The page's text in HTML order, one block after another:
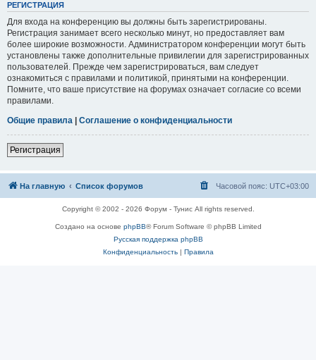
РЕГИСТРАЦИЯ
Для входа на конференцию вы должны быть зарегистрированы.
Регистрация занимает всего несколько минут, но предоставляет вам
более широкие возможности. Администратором конференции могут быть
установлены также дополнительные привилегии для зарегистрированных
пользователей. Прежде чем зарегистрироваться, вам следует
ознакомиться с правилами и политикой, принятыми на конференции.
Помните, что ваше присутствие на форумах означает согласие со всеми
правилами.
Общие правила | Соглашение о конфиденциальности
Регистрация
На главную Список форумов Часовой пояс: UTC+03:00
Copyright © 2002 - 2026 Форум - Тунис All rights reserved.
Создано на основе phpBB® Forum Software © phpBB Limited
Русская поддержка phpBB
Конфиденциальность| Правила